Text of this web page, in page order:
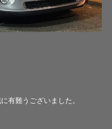
有難うございました。